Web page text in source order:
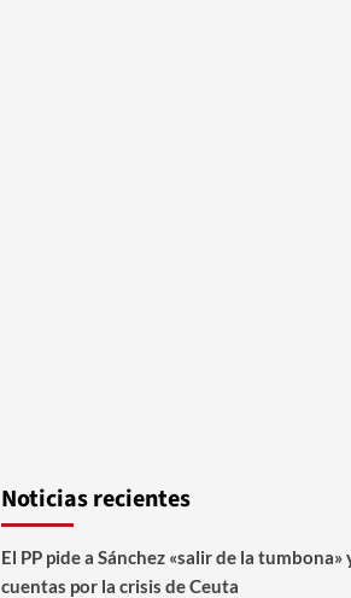
Noticias recientes
El PP pide a Sánchez «salir de la tumbona»
cuentas por la crisis de Ceuta